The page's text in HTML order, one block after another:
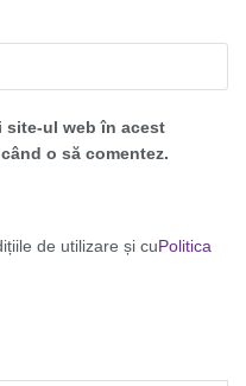
site-ul web în acest
o să comentez.
de utilizare și cuPolitica